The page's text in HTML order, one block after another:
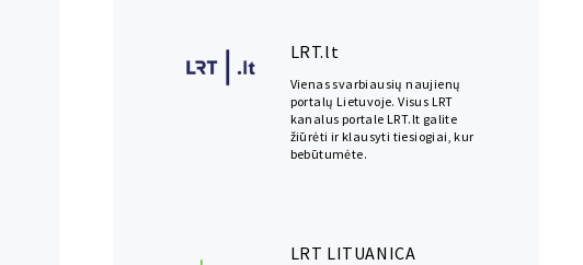
LRT.lt
Vienas svarbiausių naujienų
portalų Lietuvoje. Visus LRT
kanalus portale LRT.lt galite
žiūrėti ir klausyti tiesiogiai, kur
bebūtumėte.
LRT LITUANICA